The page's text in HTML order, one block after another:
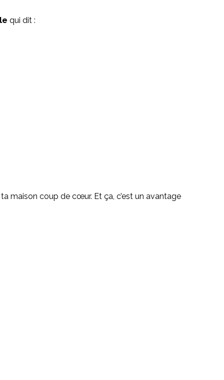
qui dit :
maison coup de cœur. Et ça, c’est un avantage